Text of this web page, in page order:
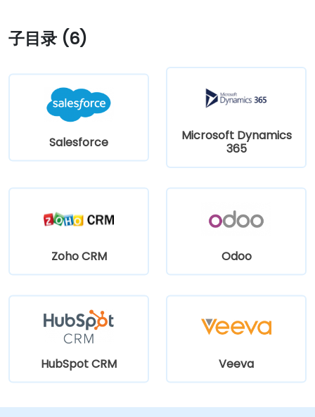
子目录 (6)
Salesforce
Microsoft Dynamics
365
Zoho CRM Odoo
HubSpot CRM Veeva